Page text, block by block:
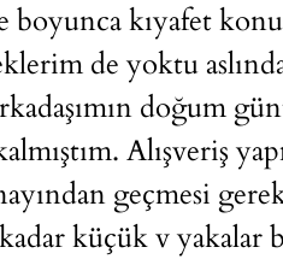
boyunca kıyafet
de yoktu
doğum
Alışveriş
geçmesi
küçük v yakalar